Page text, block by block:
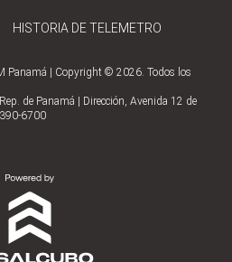
HISTORIA DE TELEMETRO
Panamá | Copyright © 2026. Todos los
de Panamá | Dirección, Avenida 12 de
6700